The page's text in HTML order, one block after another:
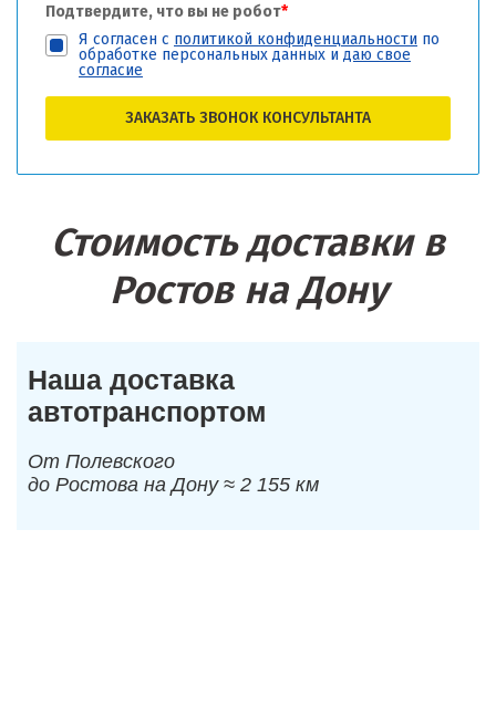
Подтвердите, что вы не робот*
Я согласен с политикой конфиденциальности по
обработке персональных данных и даю свое
согласие
ЗАКАЗАТЬ ЗВОНОК КОНСУЛЬТАНТА
Стоимость доставки в
Ростов на Дону
Наша доставка
автотранспортом
От Полевского
до Ростова на Дону ≈ 2 155 км